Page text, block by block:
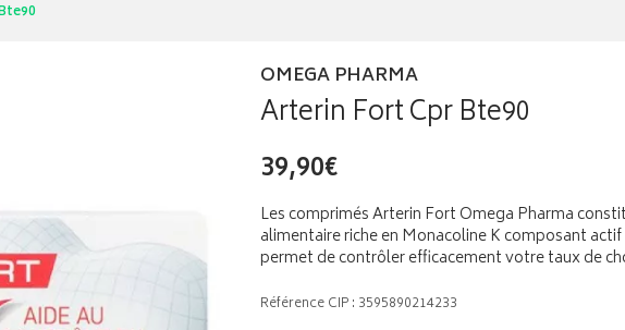
OMEGA PHARMA
Arterin Fort Cpr Bte90
39,90€
Les comprimés Arterin Fort Omega Pharma
alimentaire riche en Monacoline K composant
permet de contrôler efficacement votre taux de
Référence CIP : 3595890214233